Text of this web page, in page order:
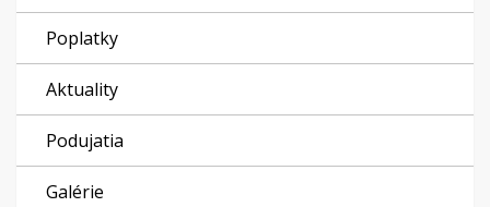
Poplatky
Aktuality
Podujatia
Galérie